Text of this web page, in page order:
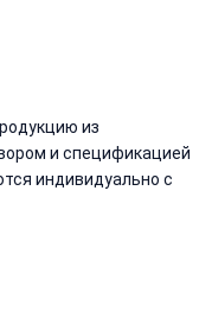
из
и спецификацией
индивидуально с